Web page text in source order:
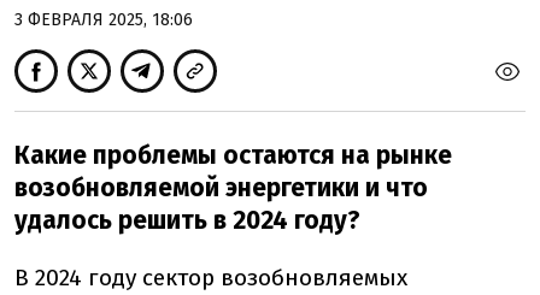
3 ФЕВРАЛЯ 2025, 18:06
Какие проблемы остаются на рынке
возобновляемой энергетики и что
удалось решить в 2024 году?
В 2024 году сектор возобновляемых